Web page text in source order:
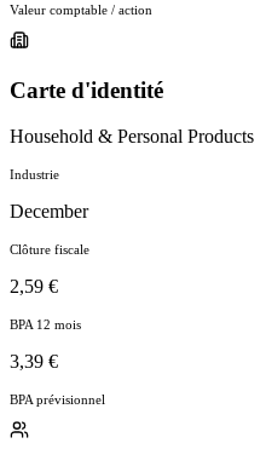
Valeur comptable / action
Carte d'identité
Household & Personal Products
Industrie
December
Clôture fiscale
2,59 €
BPA 12 mois
3,39 €
BPA prévisionnel